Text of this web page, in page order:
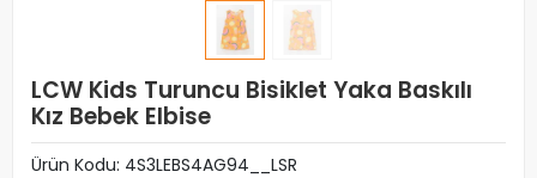
LCW Kids Turuncu Bisiklet Yaka Baskılı
Kız Bebek Elbise
Ürün Kodu: 4S3LEBS4AG94__LSR